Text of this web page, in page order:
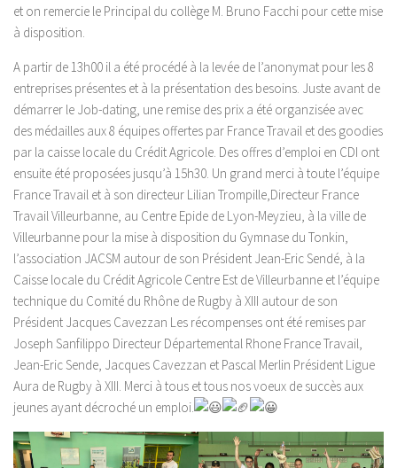
et on remercie le Principal du collège M. Bruno Facchi pour cette mise
à disposition.
A partir de 13h00 il a été procédé à la levée de l’anonymat pour les 8
entreprises présentes et à la présentation des besoins. Juste avant de
démarrer le Job-dating, une remise des prix a été organzisée avec
des médailles aux 8 équipes offertes par France Travail et des goodies
par la caisse locale du Crédit Agricole. Des offres d’emploi en CDI ont
ensuite été proposées jusqu’à 15h30. Un grand merci à toute l’équipe
France Travail et à son directeur Lilian Trompille,Directeur France
Travail Villeurbanne, au Centre Epide de Lyon-Meyzieu, à la ville de
Villeurbanne pour la mise à disposition du Gymnase du Tonkin,
l’association JACSM autour de son Président Jean-Eric Sendé, à la
Caisse locale du Crédit Agricole Centre Est de Villeurbanne et l’équipe
technique du Comité du Rhône de Rugby à XIII autour de son
Président Jacques Cavezzan Les récompenses ont été remises par
Joseph Sanfilippo Directeur Départemental Rhone France Travail,
Jean-Eric Sende, Jacques Cavezzan et Pascal Merlin Président Ligue
Aura de Rugby à XIII. Merci à tous et tous nos voeux de succès aux
jeunes ayant décroché un emploi.